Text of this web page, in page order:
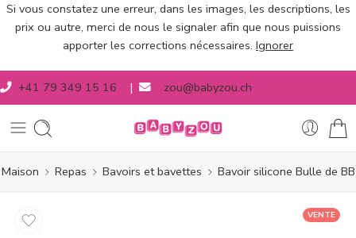
Si vous constatez une erreur, dans les images, les descriptions, les
prix ou autre, merci de nous le signaler afin que nous puissions
apporter les corrections nécessaires. Ignorer
+41 79 349 15 16 | zou@babyzou.ch
Maison Repas Bavoirs et bavettes Bavoir silicone Bulle de BB
VENTE